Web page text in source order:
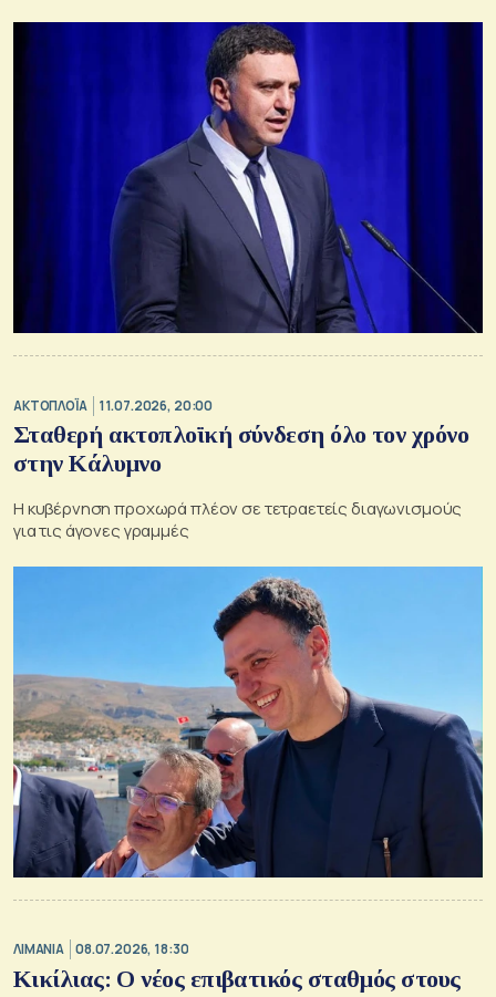
ΑΚΤΟΠΛΟΪΑ 11.07.2026, 20:00
Σταθερή ακτοπλοϊκή σύνδεση όλο τον χρόνο
στην Κάλυμνο
Η κυβέρνηση προχωρά πλέον σε τετραετείς διαγωνισμούς
για τις άγονες γραμμές
ΛΙΜΑΝΙΑ 08.07.2026, 18:30
Κικίλιας: Ο νέος επιβατικός σταθμός στους